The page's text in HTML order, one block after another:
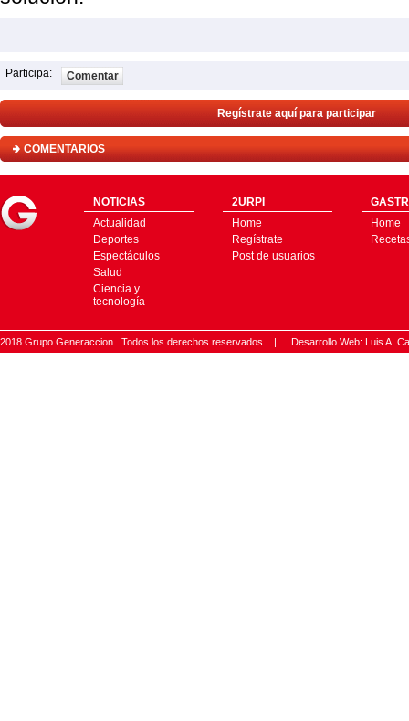
Participa: Comentar
Regístrate aquí para participar
COMENTARIOS
NOTICIAS
Actualidad
Deportes
Espectáculos
Salud
Ciencia y
tecnología
2URPI
Home
Regístrate
Post de usuarios
Home
2018 Grupo Generaccion . Todos los derechos reservados | Desarrollo Web: Luis